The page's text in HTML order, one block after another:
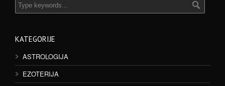
KATEGORIJE
ASTROLOGIJA
EZOTERIJA